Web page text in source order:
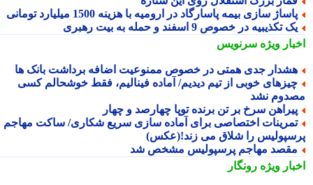
سازی بیمه پاسارگاد در ارومیه با هزینه 1500 میلیارد تومانی
تکذیبیه در خصوص 9 اسفند و حمله به بیت رهبری
ویژهسرنویس
جدی همتی در خصوص ممنوعیت اضافه برداشت بانک ها
خوبی از تیم دیدیم/ آماده فینالیم، فقط خوشحالم کسی
نشد
سرخ بر تن برنده توپا چهارصد و چهار
اختصاصی برای آماده سازی سریع شکاری/ ساکت مهاجم
را شلاق می زند!(عکس)
مهاجم پرسپولیس مشخص شد
ویژهرونگار